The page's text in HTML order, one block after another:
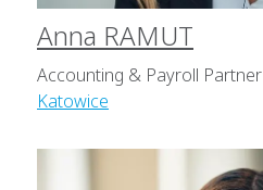
Anna RAMUT
Accounting & Payroll Partner
Katowice